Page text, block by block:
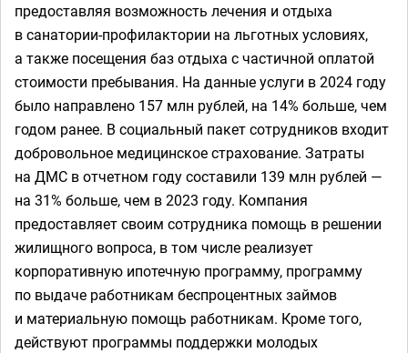
предоставляя возможность лечения и отдыха
в санатории-профилактории на льготных условиях,
а также посещения баз отдыха с частичной оплатой
стоимости пребывания. На данные услуги в 2024 году
было направлено 157 млн рублей, на 14% больше, чем
годом ранее. В социальный пакет сотрудников входит
добровольное медицинское страхование. Затраты
на ДМС в отчетном году составили 139 млн рублей —
на 31% больше, чем в 2023 году. Компания
предоставляет своим сотрудника помощь в решении
жилищного вопроса, в том числе реализует
корпоративную ипотечную программу, программу
по выдаче работникам беспроцентных займов
и материальную помощь работникам. Кроме того,
действуют программы поддержки молодых